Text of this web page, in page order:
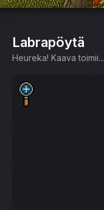
Labrapöytä
Heureka! Kaava toimii...